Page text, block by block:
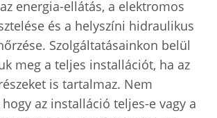
energia-ellátás, a elektromos
és a helyszíni hidraulikus
Szolgáltatásainkon belül
meg a teljes installációt, ha az
is tartalmaz. Nem
az installáció teljes-e vagy a